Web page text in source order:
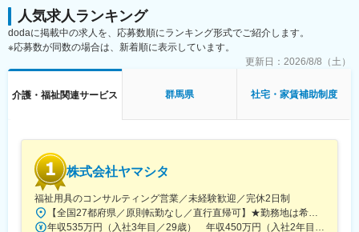
人気求人ランキング
dodaに掲載中の求人を、応募数順にランキング形式でご紹介します。
※応募数が同数の場合は、新着順に表示しています。
更新日： 2026/8/8（土）
介護・福祉関連サービス 群馬県 社宅・家賃補助制度
株式会社ヤマシタ
福祉用具のコンサルティング営業／未経験歓迎／完休2日制